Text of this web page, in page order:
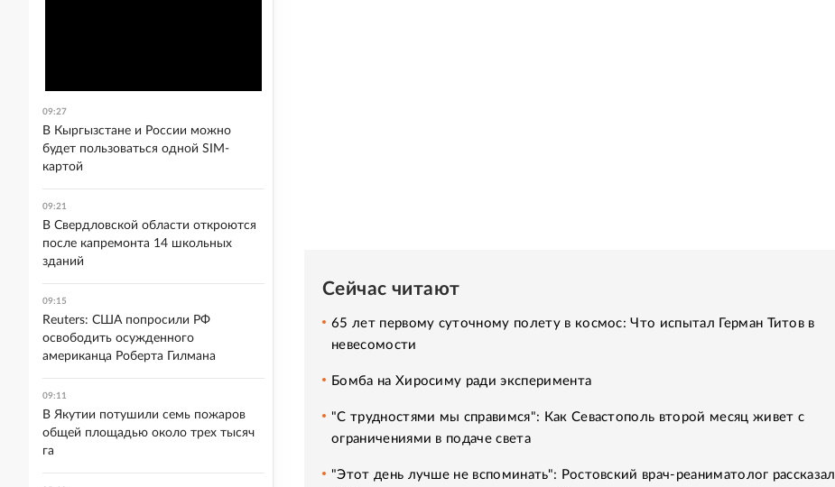
Сейчас читают
65 лет первому суточному полету в космос: Что испытал Герман Титов в
невесомости
Бомба на Хиросиму ради эксперимента
"С трудностями мы справимся": Как Севастополь второй месяц живет с
ограничениями в подаче света
"Этот день лучше не вспоминать": Ростовский врач-реаниматолог рассказал
09:27
В Кыргызстане и России можно
будет пользоваться одной SIM-
картой
09:21
В Свердловской области откроются
после капремонта 14 школьных
зданий
09:15
Reuters: США попросили РФ
освободить осужденного
американца Роберта Гилмана
09:11
В Якутии потушили семь пожаров
общей площадью около трех тысяч
га